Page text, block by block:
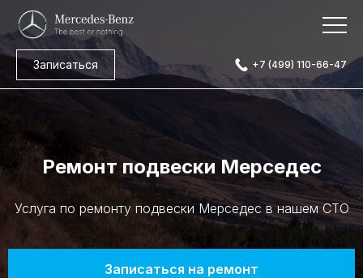
+7 (499) 110-66-47
Записаться
Ремонт подвески Мерседес
Услуга по ремонту подвески Мерседес в нашем СТО
Записаться на ремонт